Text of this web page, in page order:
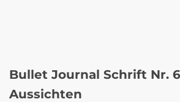
Bullet Journal Schrift Nr.
Aussichten